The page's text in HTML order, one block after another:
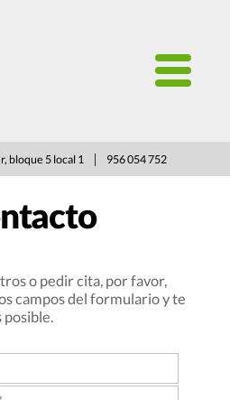
bloque 5 local 1 | 956 054 752
o pedir cita, por favor,
campos del formulario y te
posible.